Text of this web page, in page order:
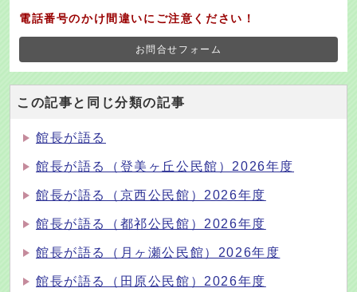
電話番号のかけ間違いにご注意ください！
お問合せフォーム
この記事と同じ分類の記事
館長が語る
館長が語る（登美ヶ丘公民館）2026年度
館長が語る（京西公民館）2026年度
館長が語る（都祁公民館）2026年度
館長が語る（月ヶ瀬公民館）2026年度
館長が語る（田原公民館）2026年度